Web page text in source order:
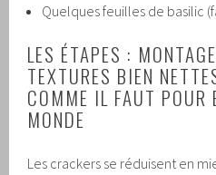
Quelques feuilles de basilic
LES ÉTAPES :
TEXTURES BIEN
COMME IL FAUT POUR
MONDE
Les crackers se réduisent en